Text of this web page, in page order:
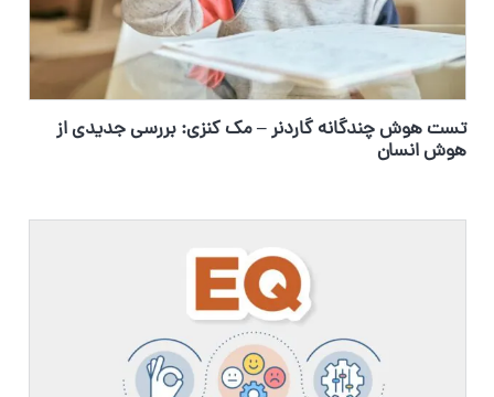
تست هوش چندگانه گاردنر – مک کنزی: بررسی جدیدی از
هوش انسان